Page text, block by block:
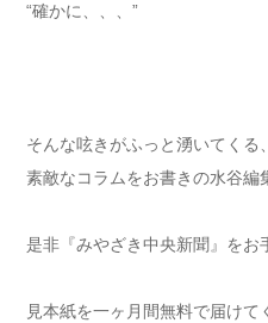
“確かに、、、”
そんな呟きがふっと湧いてくる
素敵なコラムをお書きの水谷編
是非『みやざき中央新聞』を
見本紙を一ヶ月間無料で届けて